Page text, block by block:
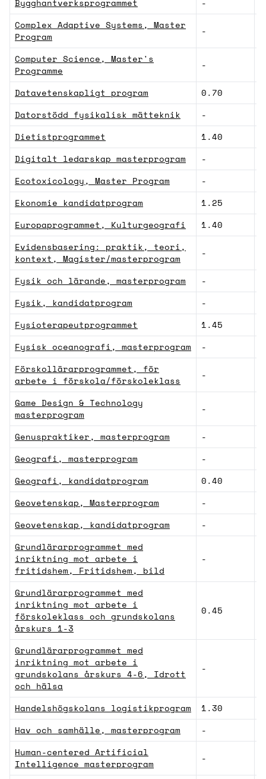
Bygghantverksprogrammet -
Complex Adaptive Systems, Master
Program
-
Computer Science, Master's
Programme
-
Datavetenskapligt program 0.70
Datorstödd fysikalisk mätteknik
-
Dietistprogrammet
1.40
Digitalt ledarskap masterprogram
-
Ecotoxicology, Master Program
-
Ekonomie kandidatprogram
1.25
Europaprogrammet, Kulturgeografi
1.40
Evidensbasering: praktik, teori,
kontext, Magister/masterprogram
-
Fysik och lärande, masterprogram -
Fysik, kandidatprogram
-
Fysioterapeutprogrammet
1.45
Fysisk oceanografi, masterprogram
-
Förskollärarprogrammet, för
arbete i förskola/förskoleklass
-
Game Design & Technology
masterprogram
-
Genuspraktiker, masterprogram -
Geografi, masterprogram
-
Geografi, kandidatprogram
0.40
Geovetenskap, Masterprogram
-
Geovetenskap, kandidatprogram
-
Grundlärarprogrammet med
inriktning mot arbete i
fritidshem, Fritidshem, bild
-
Grundlärarprogrammet med
inriktning mot arbete i
förskoleklass och grundskolans
årskurs 1-3
0.45
Grundlärarprogrammet med
inriktning mot arbete i
grundskolans årskurs 4-6, Idrott
och hälsa
-
Handelshögskolans logistikprogram 1.30
Hav och samhälle, masterprogram
-
Human-centered Artificial
Intelligence masterprogram
-